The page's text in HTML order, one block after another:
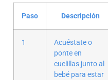
Paso Descripción
1
Acuéstate o
ponte en
cuclillas junto al
bebé para estar